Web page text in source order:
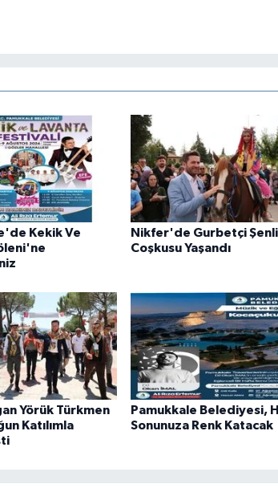
Kekik Ve
Nikfer'de Gurbetçi
Coşkusu Yaşandı
Yörük Türkmen
Katılımla
Pamukkale Belediyesi,
Sonunuza Renk Katacak